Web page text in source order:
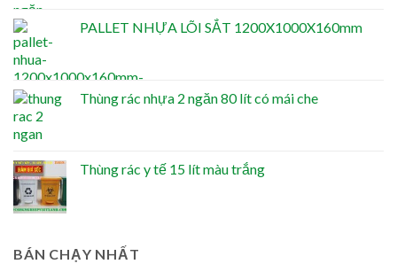
PALLET NHỰA LÕI SẮT 1200X1000X160mm
Thùng rác nhựa 2 ngăn 80 lít có mái che
Thùng rác y tế 15 lít màu trắng
BÁN CHẠY NHẤT